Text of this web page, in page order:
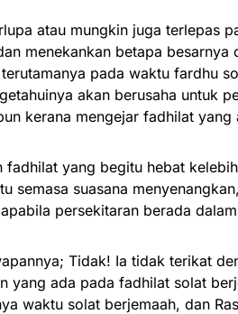
atau mungkin juga terlepas
menekankan betapa
pada waktu fardhu
akan berusaha untuk
kerana mengejar fadhilat yang
fadhilat yang begitu hebat
semasa suasana
persekitaran berada
Tidak! Ia tidak terikat
yang ada pada fadhilat solat
waktu solat berjemaah, dan